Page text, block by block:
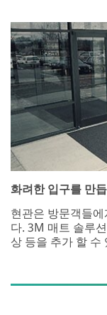
화려한 입구를 만
현관은 방문객들
다. 3M 매트 솔루
상 등을 추가 할 수